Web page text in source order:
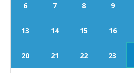
6 7 8 9
13 14 15 16
20 21 22 23